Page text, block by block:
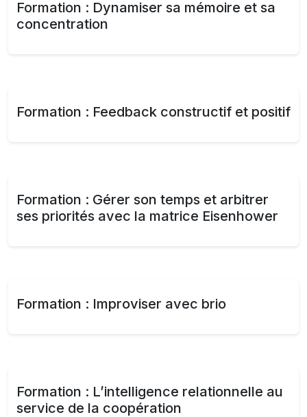
Formation : Dynamiser sa mémoire et sa
concentration​
Formation : Feedback constructif et positif​
Formation : Gérer son temps et arbitrer
ses priorités avec la matrice Eisenhower
Formation : Improviser avec brio
Formation : L’intelligence relationnelle au
service de la coopération